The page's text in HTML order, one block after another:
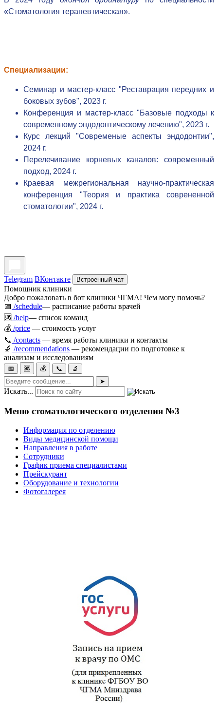
«Стоматология терапевтическая».
Специализации:
Семинар и мастер-класс "Реставрация передних и
боковых зубов", 2023 г.
Конференция и мастер-класс "Базовые подходы к
современному эндодонтическому лечению", 2023 г.
Курс лекций "Современые аспекты эндодонтии",
2024 г.
Перелечивание корневых каналов: современный
подход, 2024 г.
Краевая межрегиональная научно-практическая
конференция "Теория и практика соврененной
стоматологии", 2024 г.
Telegram ВКонтакте Встроенный чат
Помощник клиники
Добро пожаловать в бот клиники ЧГМА! Чем могу помочь?
📅 /schedule— расписание работы врачей
🆘 /help— список команд
💰 /price — стоимость услуг
📞 /contacts — время работы клиники и контакты
🔬 /recommendations — рекомендации по подготовке к
анализам и исследованиям
📅 🆘 💰 📞
🔬
➤
Искать...
Меню стоматологического отделения №3
Информация по отделению
Виды медицинской помощи
Направления в работе
Сотрудники
График приема специалистами
Прейскурант
Оборудование и технологии
Фотогалерея